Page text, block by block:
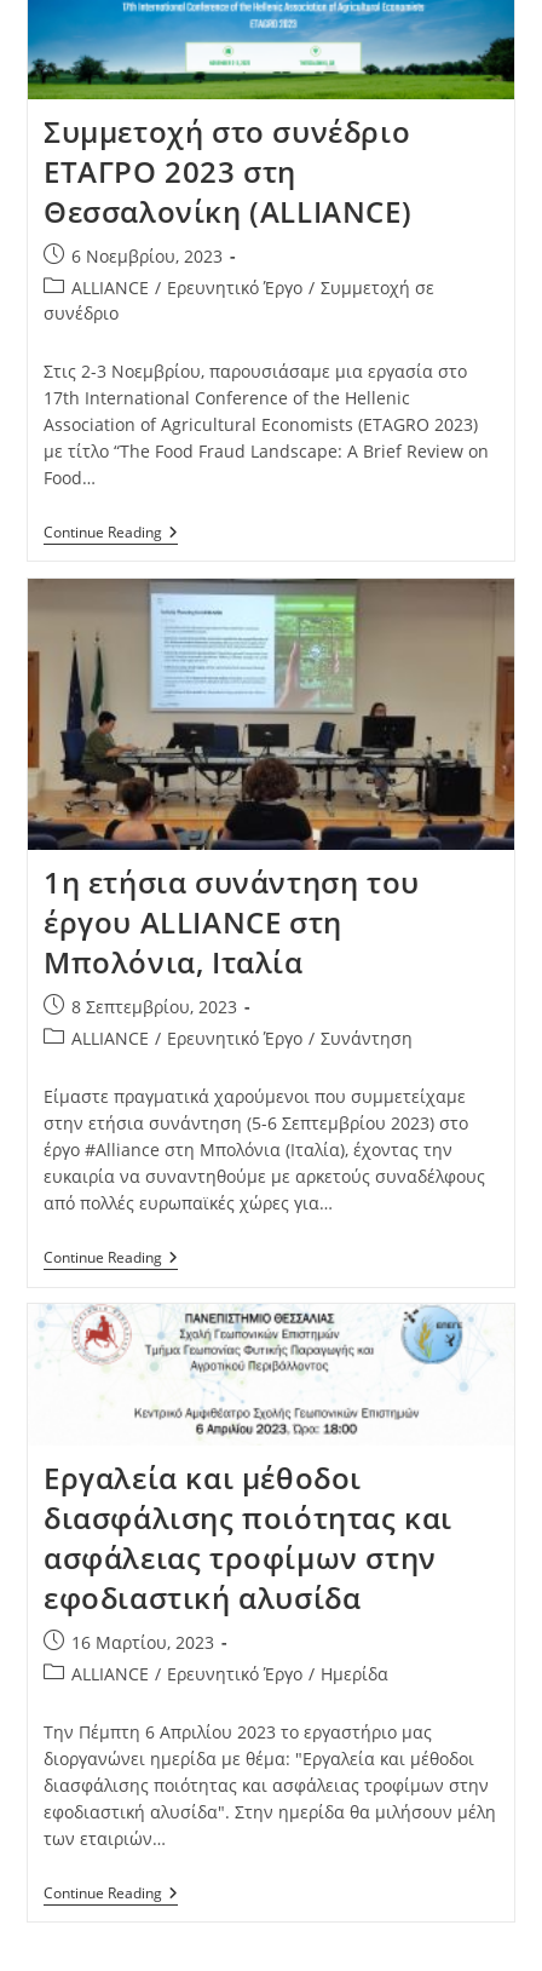
Συμμετοχή στο συνέδριο
ΕΤΑΓΡΟ 2023 στη
Θεσσαλονίκη (ALLIANCE)
6 Νοεμβρίου, 2023
ALLIANCE / Ερευνητικό Έργο / Συμμετοχή σε
συνέδριο
Στις 2-3 Νοεμβρίου, παρουσιάσαμε μια εργασία στο
17th International Conference of the Hellenic
Association of Agricultural Economists (ETAGRO 2023)
με τίτλο “The Food Fraud Landscape: A Brief Review on
Food…
Continue Reading
1η ετήσια συνάντηση του
έργου ALLIANCE στη
Μπολόνια, Ιταλία
8 Σεπτεμβρίου, 2023
ALLIANCE / Ερευνητικό Έργο / Συνάντηση
Είμαστε πραγματικά χαρούμενοι που συμμετείχαμε
στην ετήσια συνάντηση (5-6 Σεπτεμβρίου 2023) στο
έργο #Alliance στη Μπολόνια (Ιταλία), έχοντας την
ευκαιρία να συναντηθούμε με αρκετούς συναδέλφους
από πολλές ευρωπαϊκές χώρες για…
Continue Reading
Εργαλεία και μέθοδοι
διασφάλισης ποιότητας και
ασφάλειας τροφίμων στην
εφοδιαστική αλυσίδα
16 Μαρτίου, 2023
ALLIANCE / Ερευνητικό Έργο / Ημερίδα
Την Πέμπτη 6 Απριλίου 2023 το εργαστήριο μας
διοργανώνει ημερίδα με θέμα: "Εργαλεία και μέθοδοι
διασφάλισης ποιότητας και ασφάλειας τροφίμων στην
εφοδιαστική αλυσίδα". Στην ημερίδα θα μιλήσουν μέλη
των εταιριών…
Continue Reading